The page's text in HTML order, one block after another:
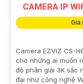
CAMERA IP
Giá
Camera EZVIZ CS-
cho những ai muốn
độ phân giải 3K sắc
đại như công nghệ